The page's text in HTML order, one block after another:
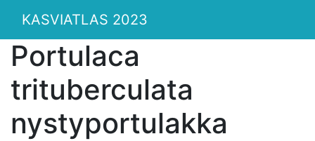
KASVIATLAS 2023
Portulaca
trituberculata
nystyportulakka